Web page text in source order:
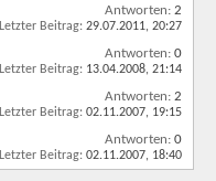
Antworten: 2
Letzter Beitrag: 29.07.2011, 20:27
Antworten: 0
Letzter Beitrag: 13.04.2008, 21:14
Antworten: 2
Letzter Beitrag: 02.11.2007, 19:15
Antworten: 0
Letzter Beitrag: 02.11.2007, 18:40